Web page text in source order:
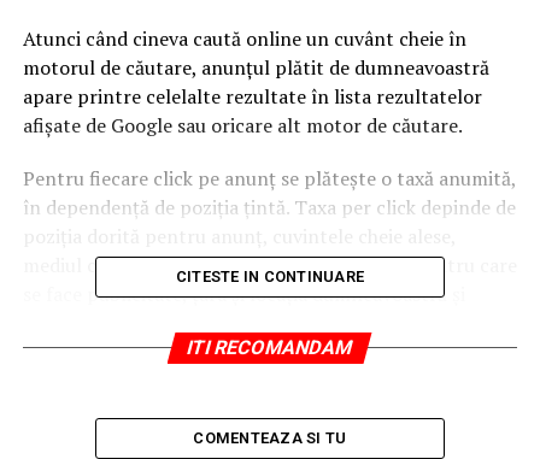
Atunci când cineva caută online un cuvânt cheie în
motorul de căutare, anunțul plătit de dumneavoastră
apare printre celelalte rezultate în lista rezultatelor
afișate de Google sau oricare alt motor de căutare.
Pentru fiecare click pe anunț se plătește o taxă anumită,
în dependență de poziția țintă. Taxa per click depinde de
mediul concurențial, produsele sau serviciile pentru care
se face publicitate, țara și locația dumneavoastră și
dependență de aceste elemente, veți alege și strategia
Orice proprietar al unui site poate să folosească această
CITESTE IN CONTINUARE
ITI RECOMANDAM
COMENTEAZA SI TU